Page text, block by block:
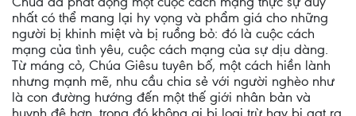
nhất có thể mang lại hy vọng và phẩm giá cho những
người bị khinh miệt và bị ruồng bỏ: đó là cuộc cách
mạng của tình yêu, cuộc cách mạng của sự dịu dàng.
Từ máng cỏ, Chúa Giêsu tuyên bố, một cách hiền lành
nhưng mạnh mẽ, nhu cầu chia sẻ với người nghèo như
là con đường hướng đến một thế giới nhân bản và
huynh đệ hơn, trong đó không ai bị loại trừ hay bị gạt ra